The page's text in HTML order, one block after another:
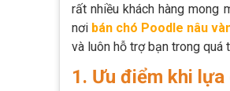
rất nhiều khách hàng mong
nơi bán chó Poodle nâu
và luôn hỗ trợ bạn trong quá
1. Ưu điểm khi